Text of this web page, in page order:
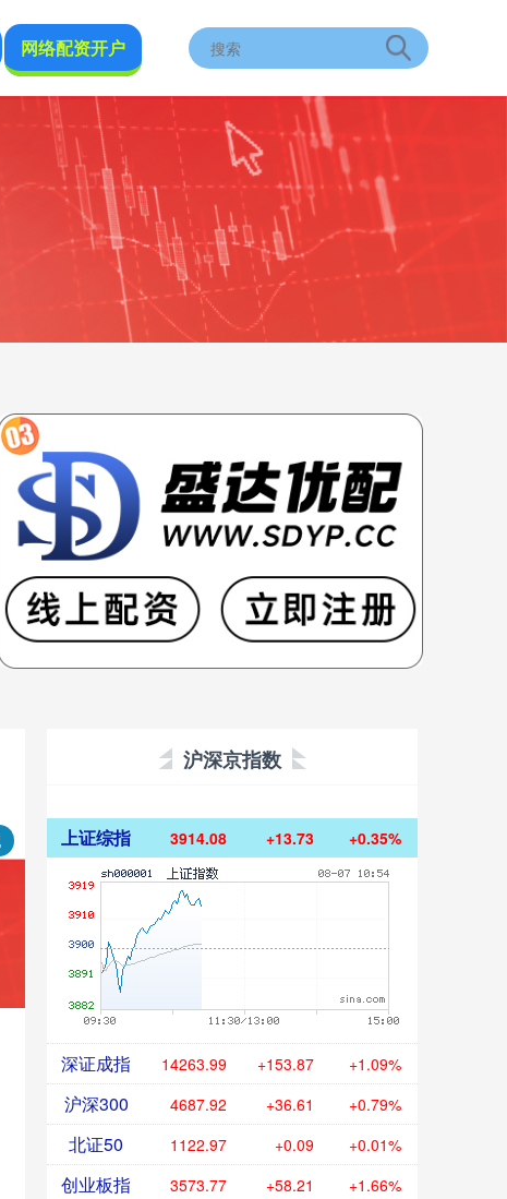
网络配资开户
沪深京指数
上证综指 3914.08 +13.73 +0.35%
深证成指 14263.99 +153.87 +1.09%
沪深300 4687.92 +36.61 +0.79%
北证50 1122.97 +0.09 +0.01%
创业板指 3573.77 +58.21 +1.66%